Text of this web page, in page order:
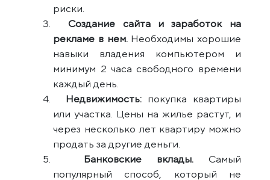
риски.
Создание сайта и заработок на
рекламе в нем.Необходимы хорошие
навыки владения компьютером и
минимум 2 часа свободного времени
каждый день.
Недвижимость:покупка квартиры
или участка. Цены на жилье растут, и
через несколько лет квартиру можно
продать за другие деньги.
Банковские вклады.Самый
популярный способ, который не